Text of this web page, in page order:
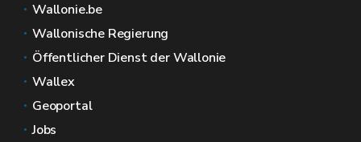
Wallonie.be
Wallonische Regierung
Öffentlicher Dienst der Wallonie
Wallex
Geoportal
Jobs